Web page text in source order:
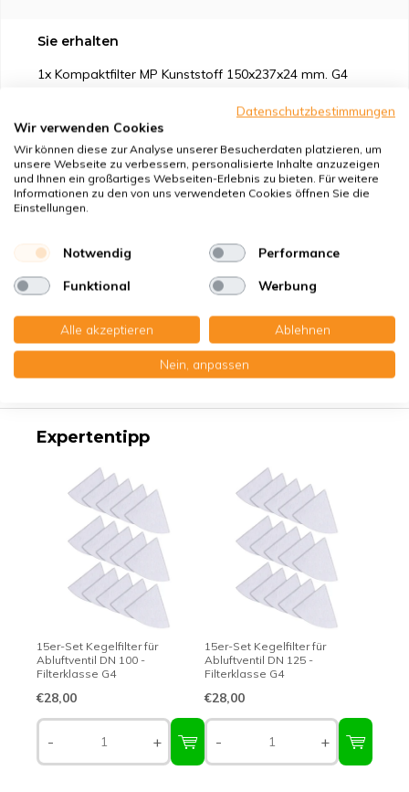
Sie erhalten
1x Kompaktfilter MP Kunststoff 150x237x24 mm. G4
Geeignet für
Schutz vor
Eigenschaften
Produktbeschreibung
Expertentipp
15er-Set Kegelfilter für
Abluftventil DN 100 -
Filterklasse G4
€28,00
- +
15er-Set Kegelfilter für
Abluftventil DN 125 -
Filterklasse G4
€28,00
- +
Datenschutzbestimmungen
Wir verwenden Cookies
Wir können diese zur Analyse unserer Besucherdaten platzieren, um
unsere Webseite zu verbessern, personalisierte Inhalte anzuzeigen
und Ihnen ein großartiges Webseiten-Erlebnis zu bieten. Für weitere
Informationen zu den von uns verwendeten Cookies öffnen Sie die
Einstellungen.
Notwendig Performance
Funktional Werbung
Alle akzeptieren Ablehnen
Nein, anpassen